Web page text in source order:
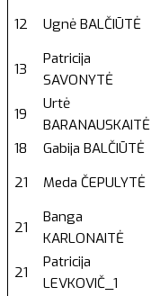
12 Ugnė BALČIŪTĖ
13
Patricija
SAVONYTĖ
19
Urtė
BARANAUSKAITĖ
18
Gabija BALČIŪTĖ
21
Meda ČEPULYTĖ
21
Banga
KARLONAITĖ
21
Patricija
LEVKOVIČ_1